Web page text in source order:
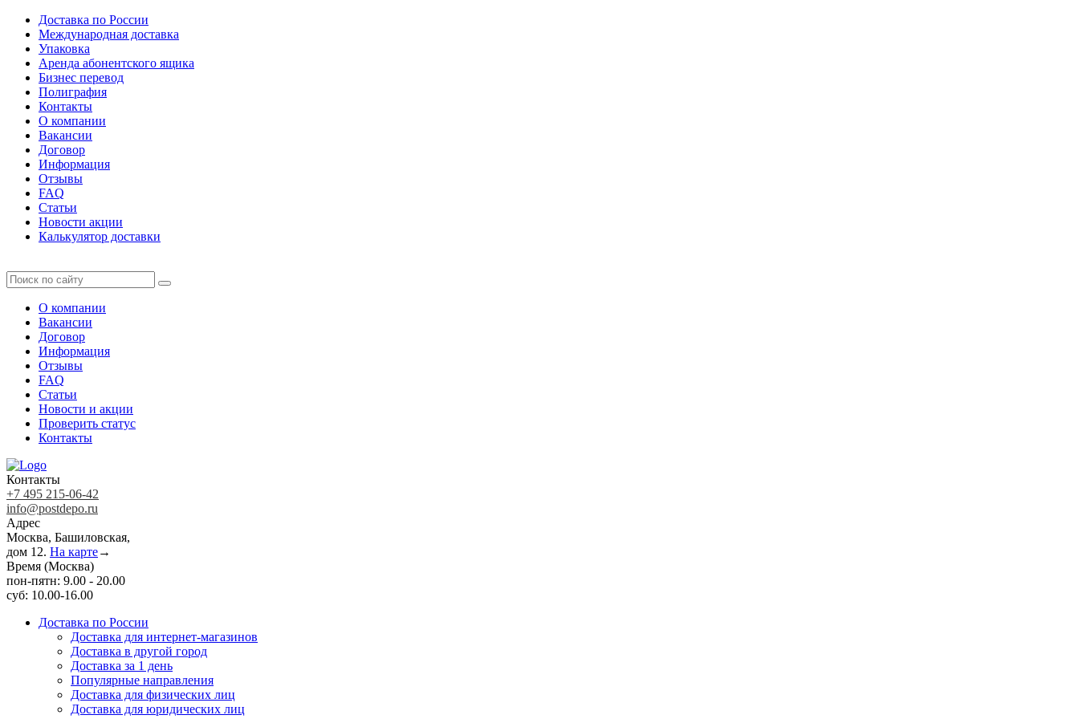
Доставка по России
Международная доставка
Упаковка
Аренда абонентского ящика
Бизнес перевод
Полиграфия
Контакты
О компании
Вакансии
Договор
Информация
Отзывы
FAQ
Статьи
Новости акции
Калькулятор доставки
О компании
Вакансии
Договор
Информация
Отзывы
FAQ
Статьи
Новости и акции
Проверить статус
Контакты
Контакты
+7 495 215-06-42
info@postdepo.ru
Адрес
Москва, Башиловская,
дом 12. На карте→
Время (Москва)
пон-пятн: 9.00 - 20.00
суб: 10.00-16.00
Доставка по России
Доставка для интернет-магазинов
Доставка в другой город
Доставка за 1 день
Популярные направления
Доставка для физических лиц
Доставка для юридических лиц